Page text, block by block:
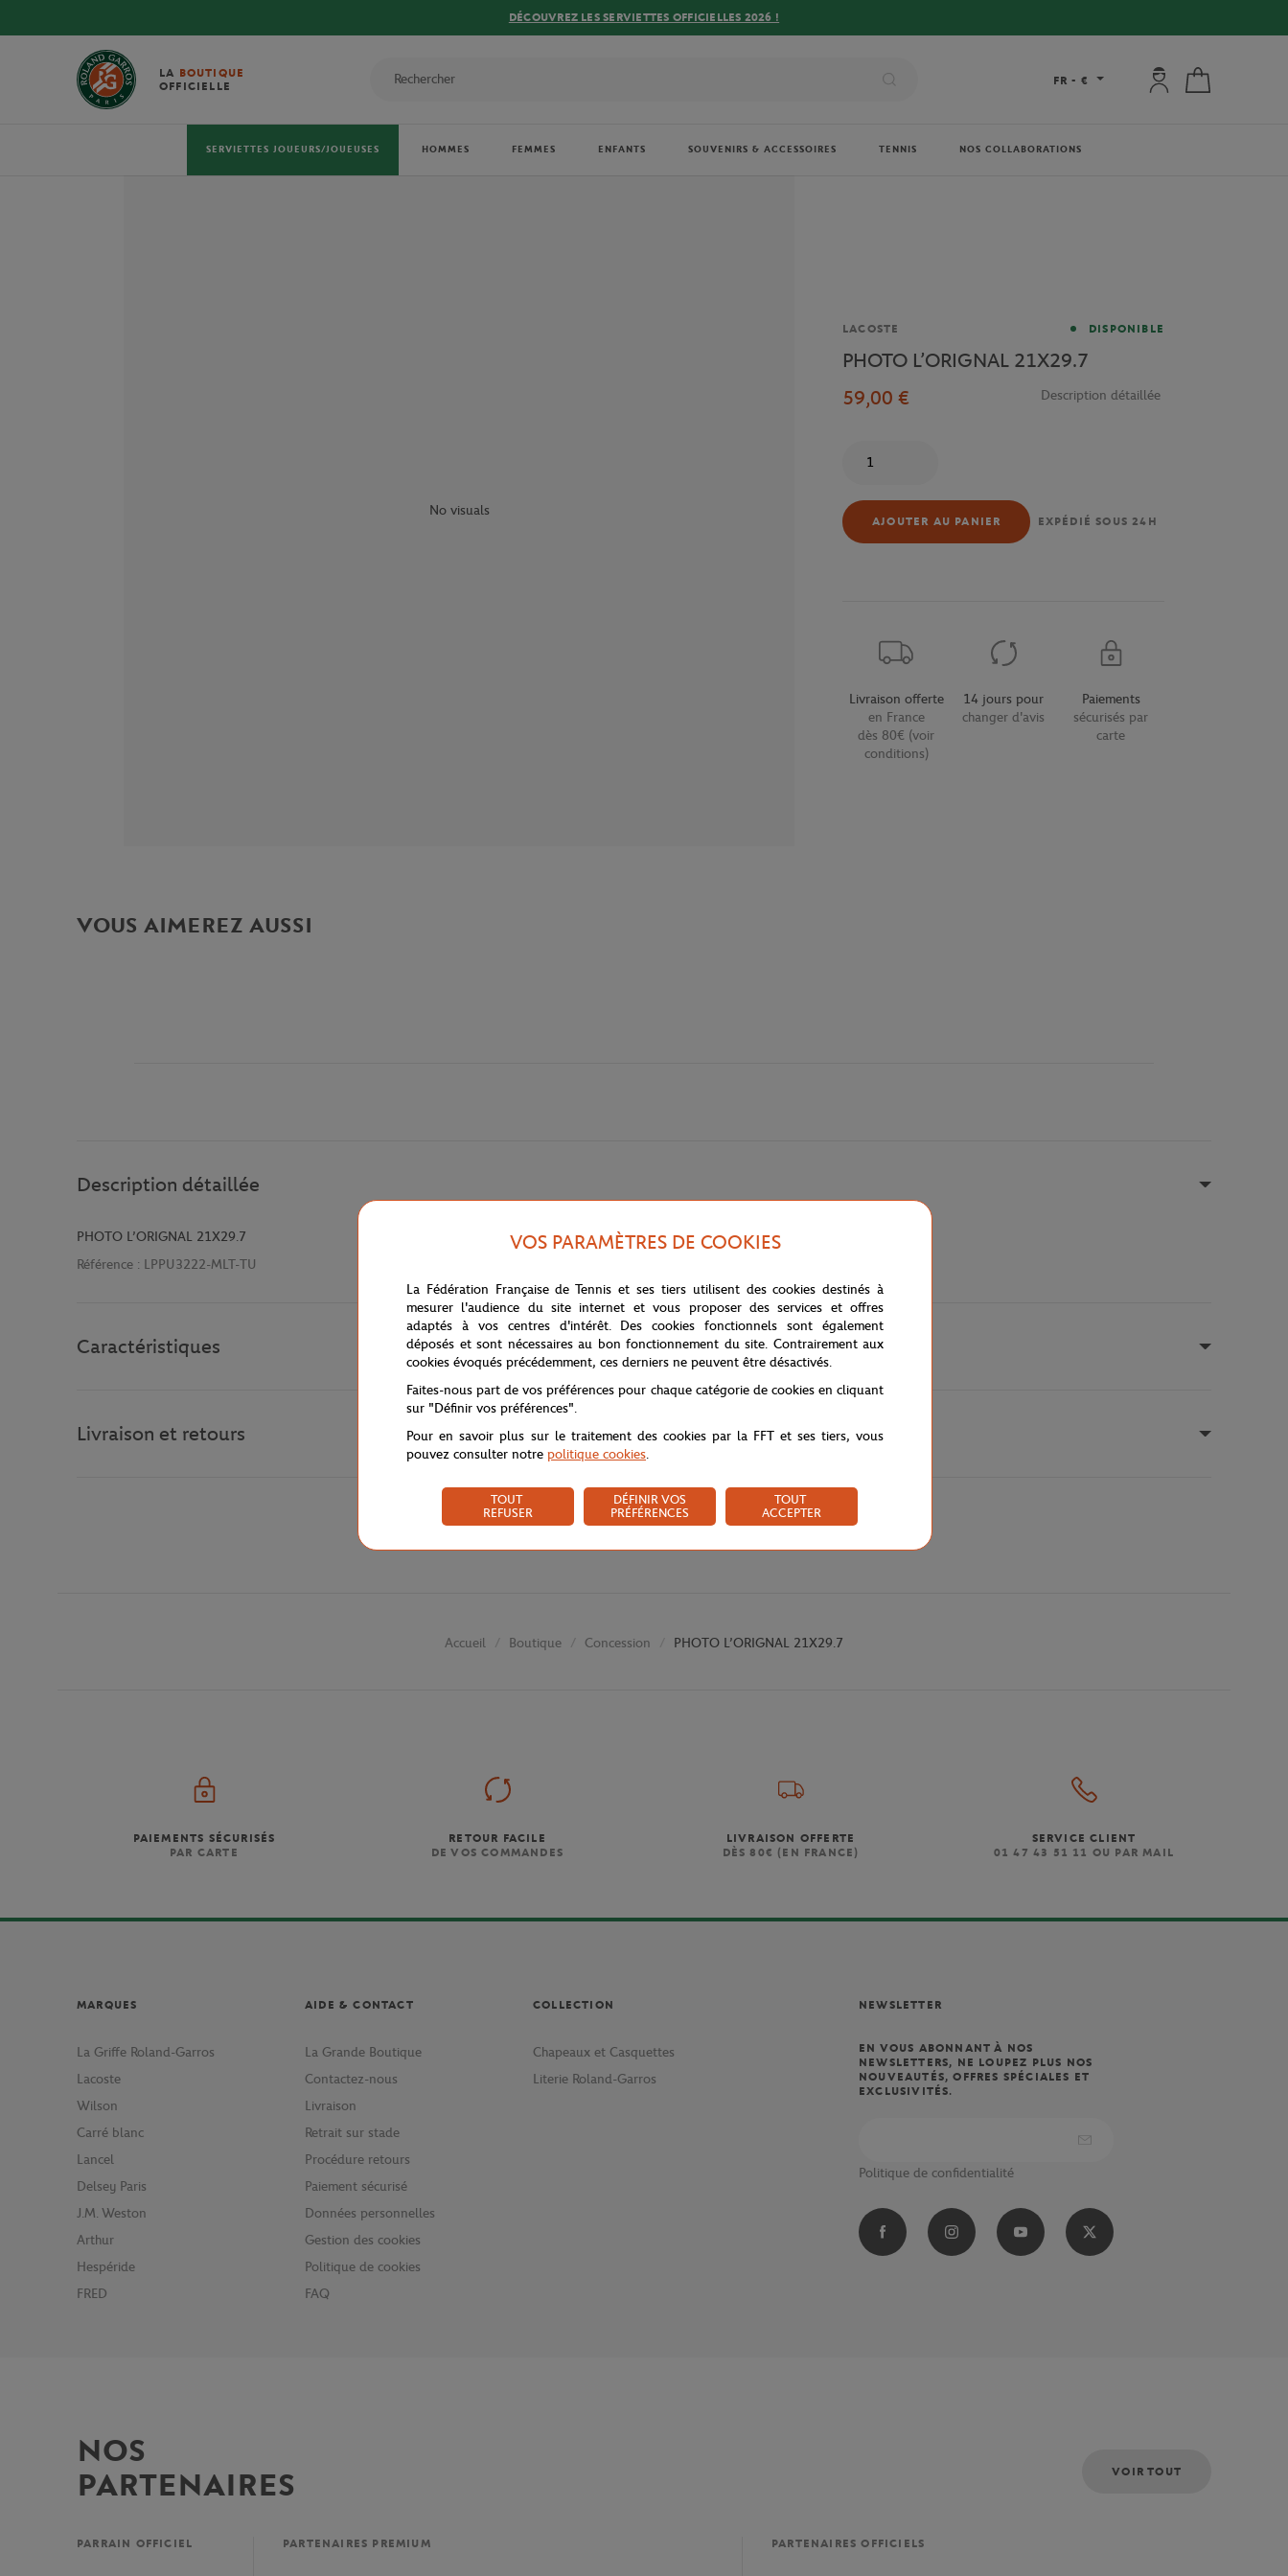
DÉCOUVREZ LES SERVIETTES OFFICIELLES 2026 !
LA BOUTIQUE
OFFICIELLE
FR - € Mon compte : se
SERVIETTES JOUEURS/JOUEUSES HOMMES FEMMES ENFANTS SOUVENIRS & ACCESSOIRES TENNIS NOS COLLABORATIONS
No visuals
Marque
LACOSTE DISPONIBLE
PHOTO L’ORIGNAL 21X29.7
59,00 €
Description détaillée
AJOUTER AU PANIER EXPÉDIÉ SOUS 24H
Livraison offerte
en France
dès 80€ (voir
conditions)
14 jours pour
changer d'avis
Paiements
sécurisés par
carte
VOUS AIMEREZ AUSSI
Description détaillée
PHOTO L’ORIGNAL 21X29.7
Référence : LPPU3222-MLT-TU
Caractéristiques
Livraison et retours
Accueil Boutique Concession PHOTO L’ORIGNAL 21X29.7
PAIEMENTS SÉCURISÉS
PAR CARTE
RETOUR FACILE
DE VOS COMMANDES
LIVRAISON OFFERTE
DÈS 80€ (EN FRANCE)
SERVICE CLIENT
01 47 43 51 11 OU PAR MAIL
NEWSLETTER
EN VOUS ABONNANT À NOS
NEWSLETTERS, NE LOUPEZ PLUS NOS
NOUVEAUTÉS, OFFRES SPÉCIALES ET
EXCLUSIVITÉS.
Politique de confidentialité
MARQUES
La Griffe Roland-Garros
Lacoste
Wilson
Carré blanc
Lancel
Delsey Paris
J.M. Weston
Arthur
Hespéride
FRED
AIDE & CONTACT
La Grande Boutique
Contactez-nous
Livraison
Retrait sur stade
Procédure retours
Paiement sécurisé
Données personnelles
Gestion des cookies
Politique de cookies
FAQ
COLLECTION
Chapeaux et Casquettes
Literie Roland-Garros
NOS
PARTENAIRES
VOIR TOUT
PARRAIN OFFICIEL PARTENAIRES PREMIUM PARTENAIRES OFFICIELS
VOS PARAMÈTRES DE COOKIES
La Fédération Française de Tennis et ses tiers utilisent des cookies destinés à
mesurer l'audience du site internet et vous proposer des services et offres
adaptés à vos centres d'intérêt. Des cookies fonctionnels sont également
déposés et sont nécessaires au bon fonctionnement du site. Contrairement aux
cookies évoqués précédemment, ces derniers ne peuvent être désactivés.
Faites-nous part de vos préférences pour chaque catégorie de cookies en cliquant
sur "Définir vos préférences".
Pour en savoir plus sur le traitement des cookies par la FFT et ses tiers, vous
pouvez consulter notre politique cookies.
TOUT
REFUSER
DÉFINIR VOS
PRÉFÉRENCES
TOUT
ACCEPTER